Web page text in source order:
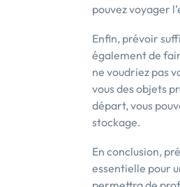
pouvez voyager
Enfin, prévoir
également de
ne voudriez pas
vous des objets
départ, vous
stockage.
En conclusion,
essentielle pour